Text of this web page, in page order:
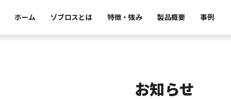
ホーム ゾブロスとは 特徴・強み 製品概要 事例
お知らせ